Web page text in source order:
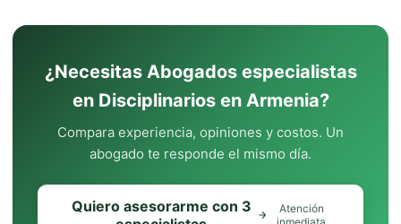
¿Necesitas Abogados especialistas
en Disciplinarios en Armenia?
Compara experiencia, opiniones y costos. Un
abogado te responde el mismo día.
Quiero asesorarme con 3
Atención